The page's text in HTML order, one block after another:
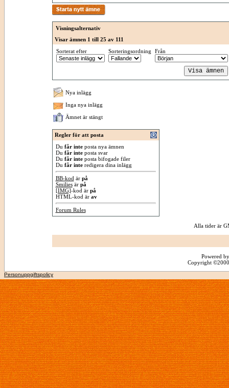
Visningsalternativ
Visar ämnen 1 till 25 av 111
Sorterat efter
Sorteringsordning Från
Nya inlägg
Inga nya inlägg
Ämnet är stängt
Regler för att posta
Du får inteposta nya ämnen
Du får inteposta svar
Du får inteposta bifogade filer
Du får interedigera dina inlägg
BB-kod är på
Smiliesär på
[IMG]-kod är på
HTML-kod är av
Forum Rules
Alla tider är
Powered
Copyright
Personuppgiftspolicy